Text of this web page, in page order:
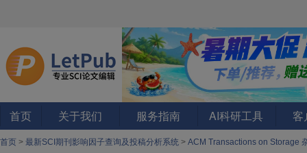
首页 关于我们 服务指南 AI科研工具 客
首页 > 最新SCI期刊影响因子查询及投稿分析系统 > ACM Transactions on Storage